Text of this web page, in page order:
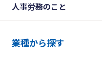
人事労務のこと
業種から探す